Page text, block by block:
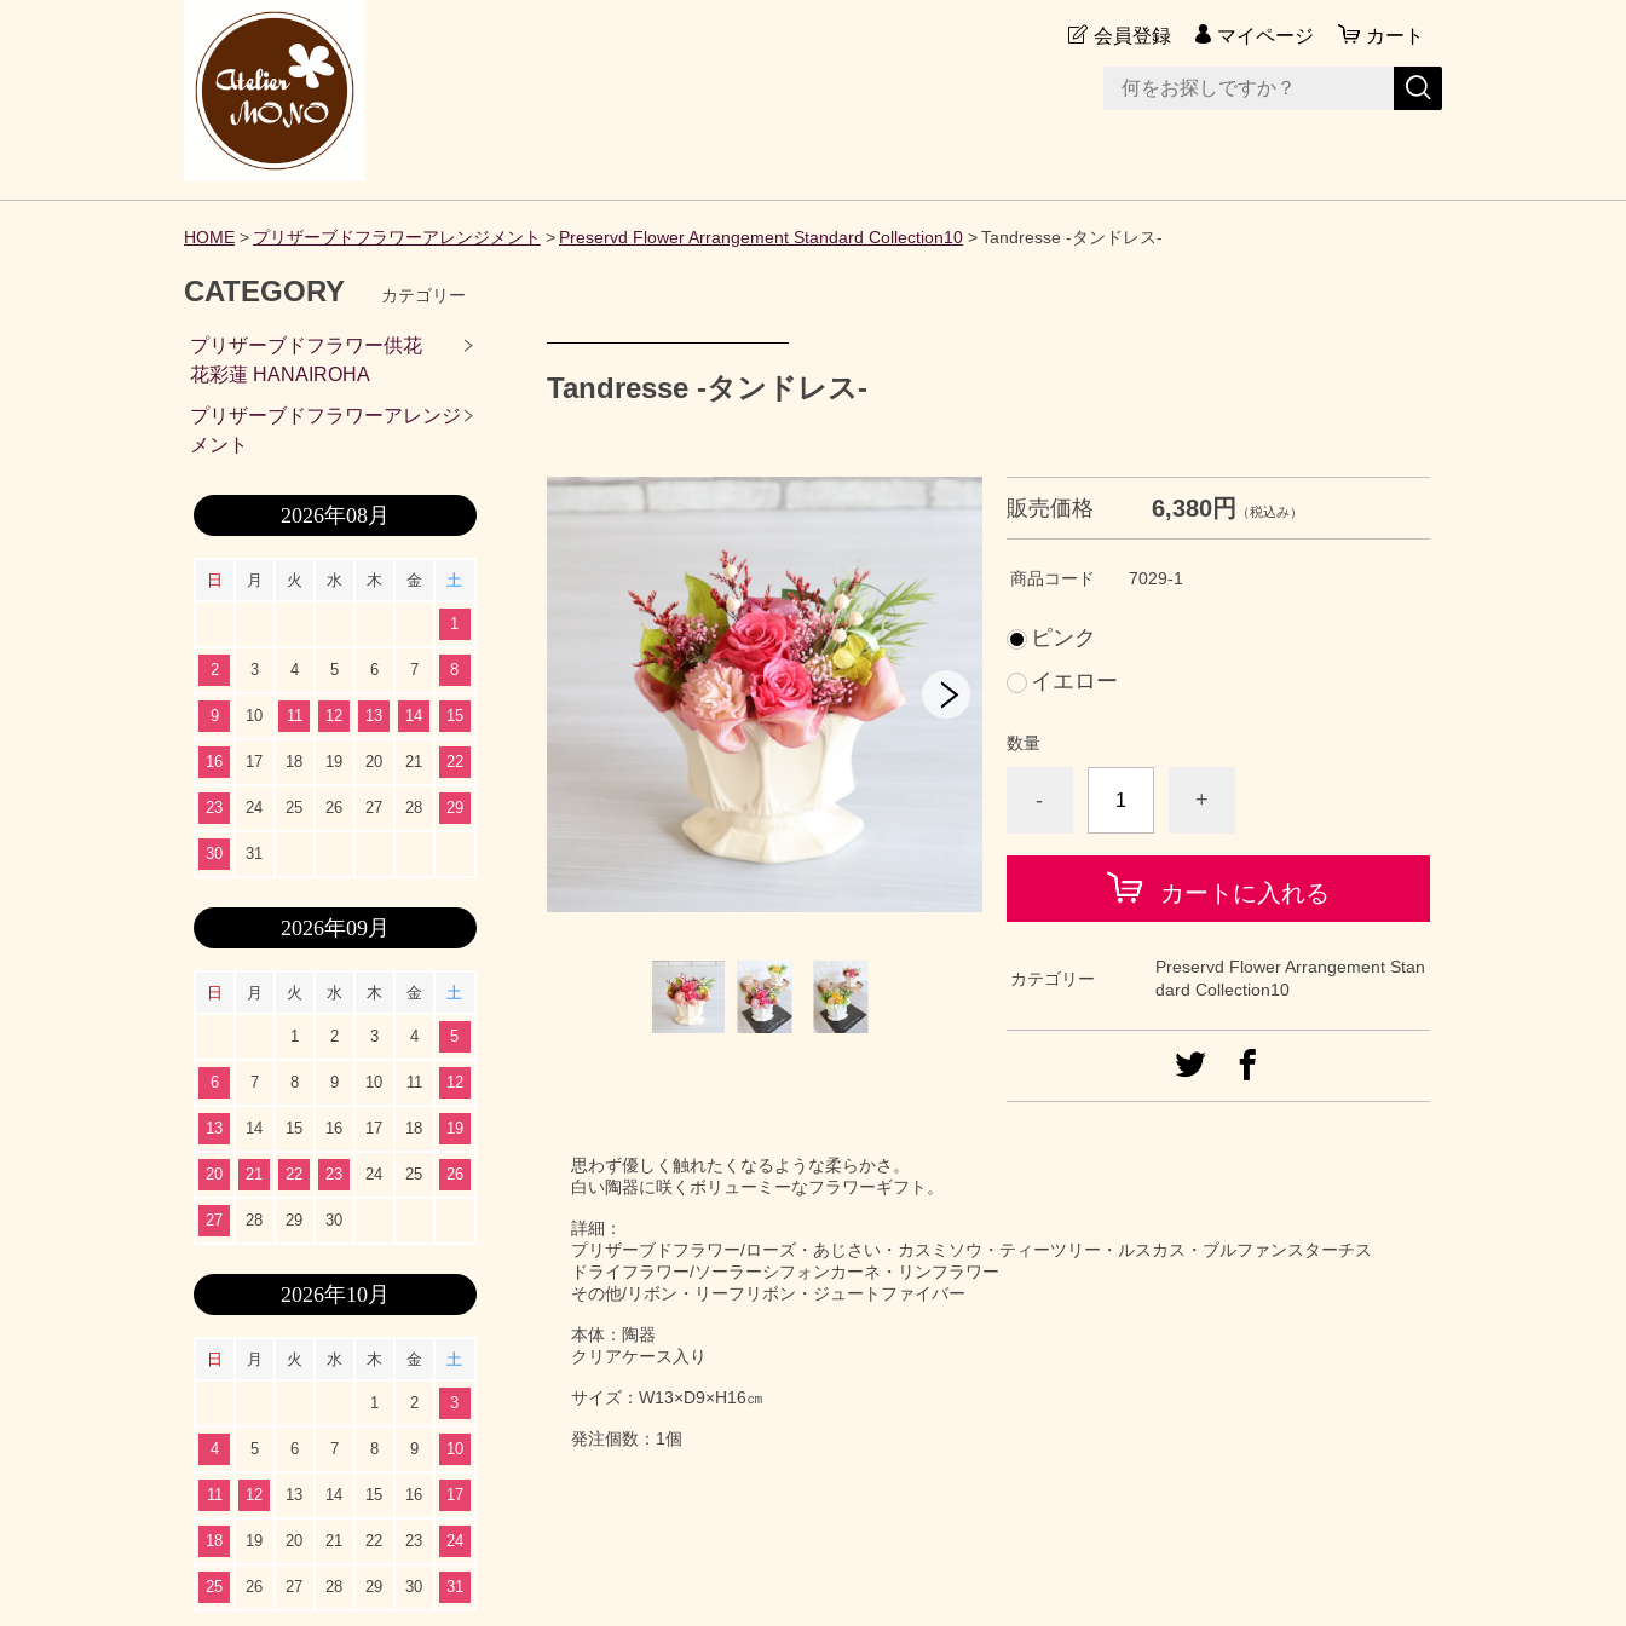
会員登録 マイページ カート
HOME プリザーブドフラワーアレンジメント Preservd Flower Arrangement Standard Collection10 Tandresse -タンドレス-
Tandresse -タンドレス-
販売価格 6,380円 （税込み）
商品コード 7029-1
ピンク
イエロー
数量
- +
カートに入れる
カテゴリー
Preservd Flower Arrangement Stan
dard Collection10
思わず優しく触れたくなるような柔らかさ。
白い陶器に咲くボリューミーなフラワーギフト。
詳細：
プリザーブドフラワー/ローズ・あじさい・カスミソウ・ティーツリー・ルスカス・ブルファンスターチス
ドライフラワー/ソーラーシフォンカーネ・リンフラワー
その他/リボン・リーフリボン・ジュートファイバー
本体：陶器
クリアケース入り
サイズ：W13×D9×H16㎝
発注個数：1個
CATEGORY カテゴリー
プリザーブドフラワー供花
花彩蓮 HANAIROHA
プリザーブドフラワーアレンジ
メント
2026年08月
日 月 火 水 木 金 土
1
2 3 4 5 6 7 8
9 10 11 12 13 14 15
16 17 18 19 20 21 22
23 24 25 26 27 28 29
30 31
2026年09月
日 月 火 水 木 金 土
1 2 3 4 5
6 7 8 9 10 11 12
13 14 15 16 17 18 19
20 21 22 23 24 25 26
27 28 29 30
2026年10月
日 月 火 水 木 金 土
1 2 3
4 5 6 7 8 9 10
11 12 13 14 15 16 17
18 19 20 21 22 23 24
25 26 27 28 29 30 31